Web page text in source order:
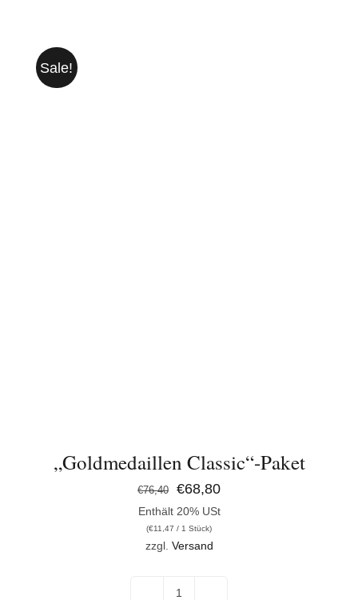
Sale!
„Goldmedaillen Classic“-Paket
€76,40
Ursprünglicher
Preis
war:
€68,80Aktueller
Preis
Enthält 20% USt
(€11,47 / 1 Stück)
zzgl. Versand